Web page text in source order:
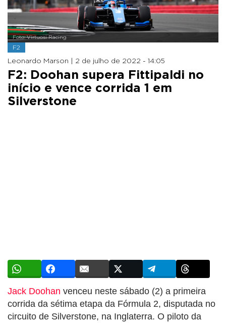
Foto: Virtuosi Racing
F2
Leonardo Marson | 2 de julho de 2022 - 14:05
F2: Doohan supera Fittipaldi no
início e vence corrida 1 em
Silverstone
Jack Doohan venceu neste sábado (2) a primeira
corrida da sétima etapa da Fórmula 2, disputada no
circuito de Silverstone, na Inglaterra. O piloto da